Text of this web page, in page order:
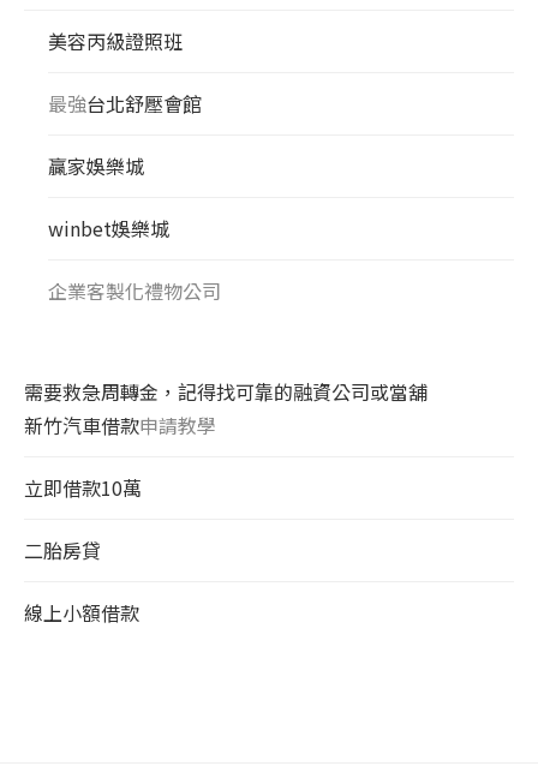
美容丙級證照班
最強台北舒壓會館
贏家娛樂城
winbet娛樂城
企業客製化禮物公司
需要救急周轉金，記得找可靠的融資公司或當舖
新竹汽車借款申請教學
立即借款10萬
二胎房貸
線上小額借款